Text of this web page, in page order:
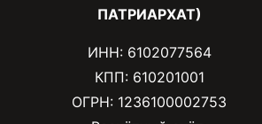
ПАТРИАРХАТ)
ИНН: 6102077564
КПП: 610201001
ОГРН: 1236100002753